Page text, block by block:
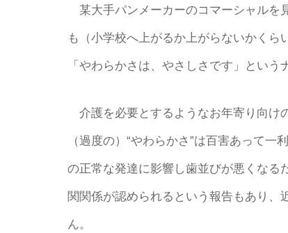
某大手パンメーカーのコマーシャルを
も（小学校へ上がるか上がらないかく
「やわらかさは、やさしさです」とい
介護を必要とするようなお年寄り向け
（過度の）“やわらかさ”は百害あって
の正常な発達に影響し歯並びが悪くなる
関関係が認められるという報告もあり
ん。